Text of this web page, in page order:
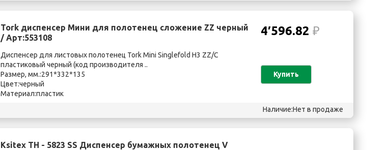
Tork диспенсер Мини для полотенец сложение ZZ черный
/ Арт:553108
Диспенсер для листовых полотенец Tork Mini Singlefold H3 ZZ/С
пластиковый черный (код производителя ..
Размер, мм.:291*332*135
Цвет:черный
Материал:пластик
4′596.82 ₽
Купить
Наличие:Нет в продаже
Ksitex TН - 5823 SS Диспенсер бумажных полотенец V